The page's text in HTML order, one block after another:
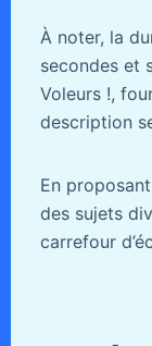
À noter, la
secondes et
Voleurs !,
description
En
des sujets
carrefour